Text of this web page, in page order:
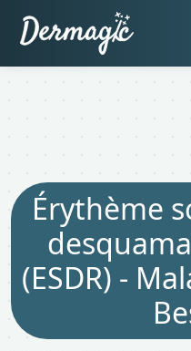
Érythème
(ESDR) -